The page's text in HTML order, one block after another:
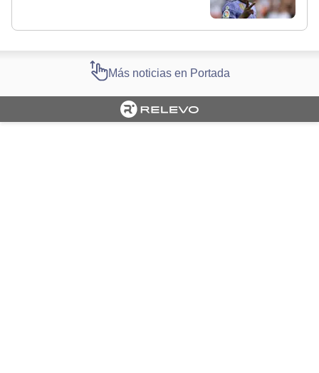
Más noticias en Portada